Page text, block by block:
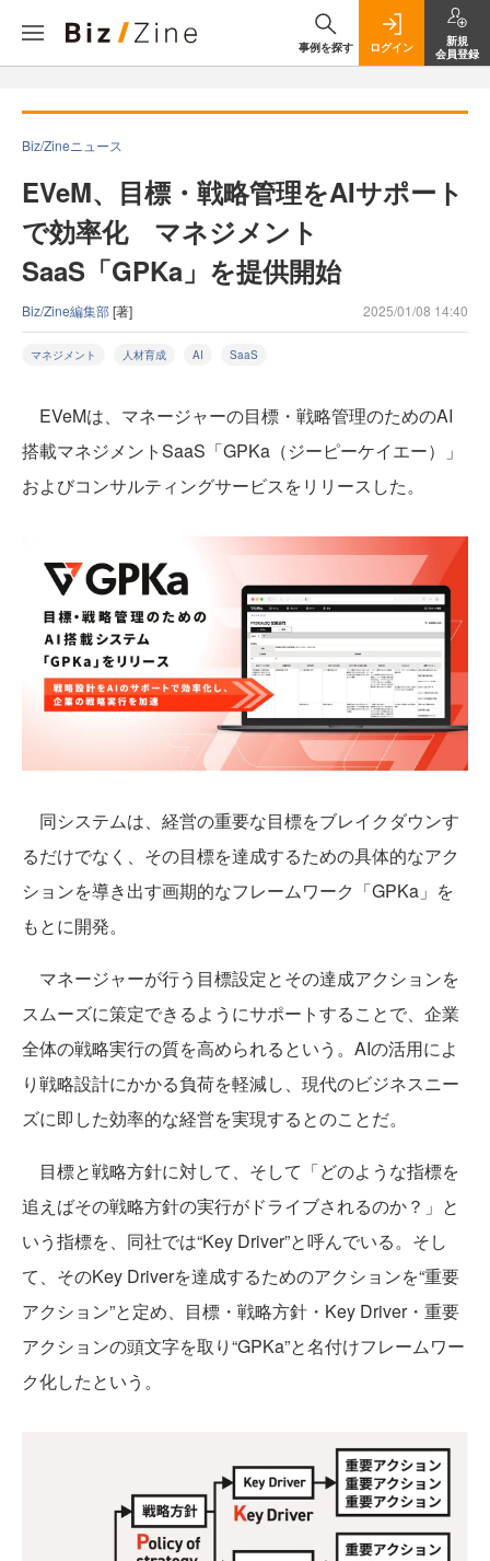
事例を探す ログイン
新規
会員登録
Biz/Zineニュース
EVeM、目標・戦略管理をAIサポート
で効率化 マネジメント
SaaS「GPKa」を提供開始
Biz/Zine編集部[著] 2025/01/08 14:40
マネジメント 人材育成 AI SaaS
EVeMは、マネージャーの目標・戦略管理のためのAI
搭載マネジメントSaaS「GPKa（ジーピーケイエー）」
およびコンサルティングサービスをリリースした。
同システムは、経営の重要な目標をブレイクダウンす
るだけでなく、その目標を達成するための具体的なアク
ションを導き出す画期的なフレームワーク「GPKa」を
もとに開発。
マネージャーが行う目標設定とその達成アクションを
スムーズに策定できるようにサポートすることで、企業
全体の戦略実行の質を高められるという。AIの活用によ
り戦略設計にかかる負荷を軽減し、現代のビジネスニー
ズに即した効率的な経営を実現するとのことだ。
目標と戦略方針に対して、そして「どのような指標を
追えばその戦略方針の実行がドライブされるのか？」と
いう指標を、同社では“Key Driver”と呼んでいる。そし
て、そのKey Driverを達成するためのアクションを“重要
アクション”と定め、目標・戦略方針・Key Driver・重要
アクションの頭文字を取り“GPKa”と名付けフレームワー
ク化したという。